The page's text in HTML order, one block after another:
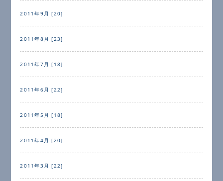
2011年9月 [20]
2011年8月 [23]
2011年7月 [18]
2011年6月 [22]
2011年5月 [18]
2011年4月 [20]
2011年3月 [22]